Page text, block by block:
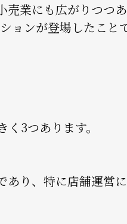
業にも広がりつつあ
ョンが登場したこ
3つあります。
り、特に店舗運営